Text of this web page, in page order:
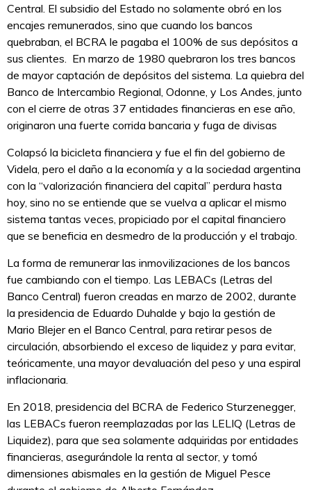
Central. El subsidio del Estado no solamente obró en los
encajes remunerados, sino que cuando los bancos
quebraban, el BCRA le pagaba el 100% de sus depósitos a
sus clientes. En marzo de 1980 quebraron los tres bancos
de mayor captación de depósitos del sistema. La quiebra del
Banco de Intercambio Regional, Odonne, y Los Andes, junto
con el cierre de otras 37 entidades financieras en ese año,
originaron una fuerte corrida bancaria y fuga de divisas
Colapsó la bicicleta financiera y fue el fin del gobierno de
Videla, pero el daño a la economía y a la sociedad argentina
con la “valorización financiera del capital” perdura hasta
hoy, sino no se entiende que se vuelva a aplicar el mismo
sistema tantas veces, propiciado por el capital financiero
que se beneficia en desmedro de la producción y el trabajo.
La forma de remunerar las inmovilizaciones de los bancos
fue cambiando con el tiempo. Las LEBACs (Letras del
Banco Central) fueron creadas en marzo de 2002, durante
la presidencia de Eduardo Duhalde y bajo la gestión de
Mario Blejer en el Banco Central, para retirar pesos de
circulación, absorbiendo el exceso de liquidez y para evitar,
teóricamente, una mayor devaluación del peso y una espiral
inflacionaria.
En 2018, presidencia del BCRA de Federico Sturzenegger,
las LEBACs fueron reemplazadas por las LELIQ (Letras de
Liquidez), para que sea solamente adquiridas por entidades
financieras, asegurándole la renta al sector, y tomó
dimensiones abismales en la gestión de Miguel Pesce